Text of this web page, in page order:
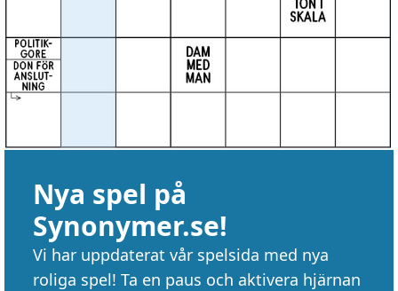
Nya spel på
Synonymer.se!
Vi har uppdaterat vår spelsida med nya
roliga spel! Ta en paus och aktivera hjärnan